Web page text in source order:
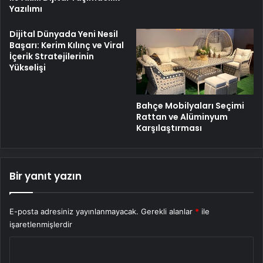
Yazılımı
Dijital Dünyada Yeni Nesil
Başarı: Kerim Kılınç ve Viral
İçerik Stratejilerinin
Yükselişi
Bahçe Mobilyaları Seçimi
Rattan ve Alüminyum
Karşılaştırması
Bir yanıt yazın
E-posta adresiniz yayınlanmayacak. Gerekli alanlar * ile
işaretlenmişlerdir